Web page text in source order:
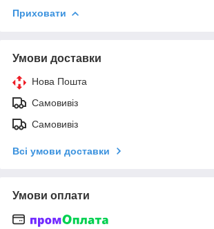
Приховати
Умови доставки
Нова Пошта
Самовивіз
Самовивіз
Всі умови доставки
Умови оплати